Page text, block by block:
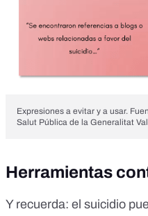
Expresiones a evitar y a usar.
Salut Pública de la Generalitat
Herramientas
Y recuerda: el suicidio